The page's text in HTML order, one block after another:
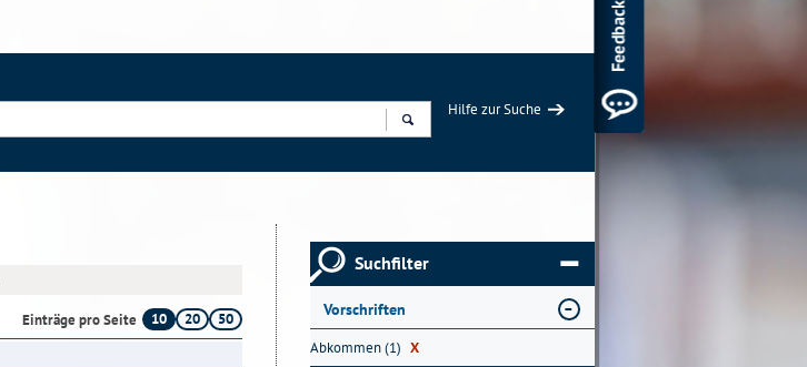
Hilfe zur Suche
Einträge pro Seite 10 20
50
Suchfilter
Vorschriften
Abkommen (1) X